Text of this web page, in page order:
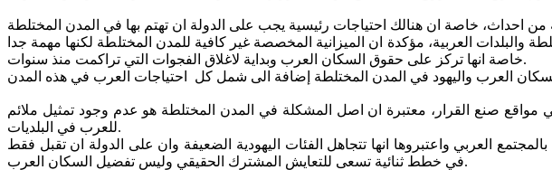
العربية، مؤكدة ان الميزانية المخصصة غير كافية للمدن المختلطة لكنها مهمة جدا
خاصة انها تركز على حقوق السكان العرب وبداية لاغلاق الفجوات التي تراكمت منذ سنوات.
صنع القرار، معتبرة ان اصل المشكلة في المدن المختلطة هو عدم وجود تمثيل ملائم
للعرب في البلديات.
العربي واعتبروها انها تتجاهل الفئات اليهودية الضعيفة وان على الدولة ان تقبل فقط
في خطط ثنائية تسعى للتعايش المشترك الحقيقي وليس تفضيل السكان العرب.